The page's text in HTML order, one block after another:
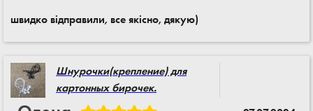
швидко відправили, все якісно, дякую)
Шнурочки(крепление) для
картонных бирочек.